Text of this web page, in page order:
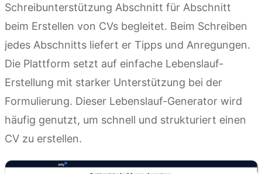
Schreibunterstützung Abschnitt für Abschnitt
beim Erstellen von CVs begleitet. Beim Schreiben
jedes Abschnitts liefert er Tipps und Anregungen.
Die Plattform setzt auf einfache Lebenslauf-
Erstellung mit starker Unterstützung bei der
Formulierung. Dieser Lebenslauf-Generator wird
häufig genutzt, um schnell und strukturiert einen
CV zu erstellen.